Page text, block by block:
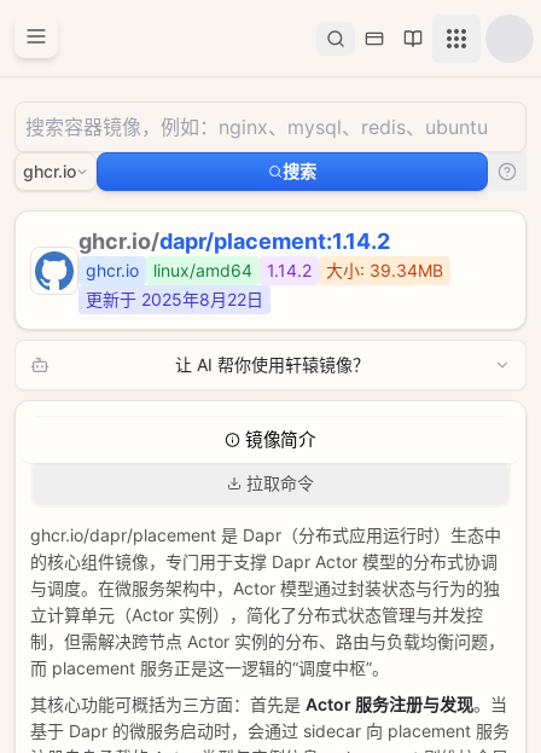
ghcr.io 搜索
ghcr.io/dapr/placement:1.14.2
ghcr.io linux/amd64 1.14.2 大小: 39.34MB
更新于 2025年8月22日
让 AI 帮你使用轩辕镜像？
镜像简介
拉取命令
ghcr.io/dapr/placement 是 Dapr（分布式应用运行时）生态中
的核心组件镜像，专门用于支撑 Dapr Actor 模型的分布式协调
与调度。在微服务架构中，Actor 模型通过封装状态与行为的独
立计算单元（Actor 实例），简化了分布式状态管理与并发控
制，但需解决跨节点 Actor 实例的分布、路由与负载均衡问题，
而 placement 服务正是这一逻辑的“调度中枢”。
其核心功能可概括为三方面：首先是 Actor 服务注册与发现。当
基于 Dapr 的微服务启动时，会通过 sidecar 向 placement 服务
查看流量套餐与价格
Docker 镜像公告